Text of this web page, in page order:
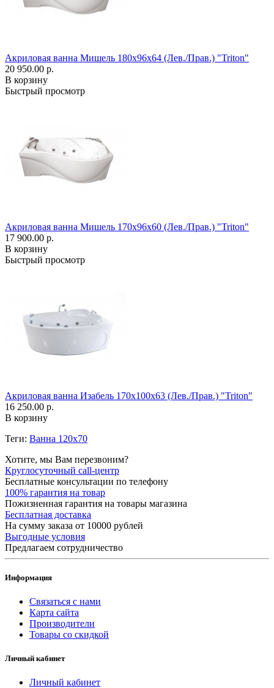
Акриловая ванна Мишель 180x96x64 (Лев./Прав.) "Triton"
20 950.00 р.
В корзину
Быстрый просмотр
Акриловая ванна Мишель 170x96x60 (Лев./Прав.) "Triton"
17 900.00 р.
В корзину
Быстрый просмотр
Акриловая ванна Изабель 170x100x63 (Лев./Прав.) "Triton"
16 250.00 р.
В корзину
Теги: Ванна 120x70
Хотите, мы Вам перезвоним?
Круглосуточный call-центр
Бесплатные консультации по телефону
100% гарантия на товар
Пожизненная гарантия на товары магазина
Бесплатная доставка
На сумму заказа от 10000 рублей
Выгодные условия
Предлагаем сотрудничество
Информация
Связаться с нами
Карта сайта
Производители
Товары со скидкой
Личный кабинет
Личный кабинет